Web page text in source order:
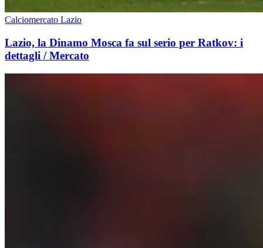
Calciomercato Lazio
Lazio, la Dinamo Mosca fa sul serio per Ratkov: i
dettagli / Mercato